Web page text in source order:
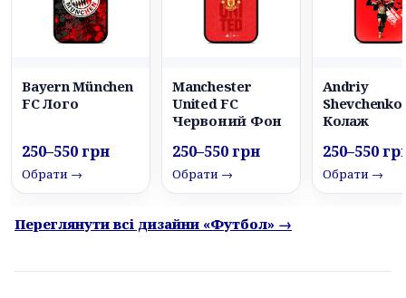
Bayern München
FC Лого
250–550 грн
Обрати →
Manchester
United FC
Червоний Фон
250–550 грн
Обрати →
Andriy
Shevchenko
Колаж
250–550
Обрати →
Переглянути всі дизайни «Футбол» →